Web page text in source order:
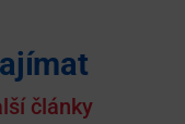
články